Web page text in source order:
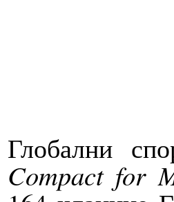
Глобални
Compact for